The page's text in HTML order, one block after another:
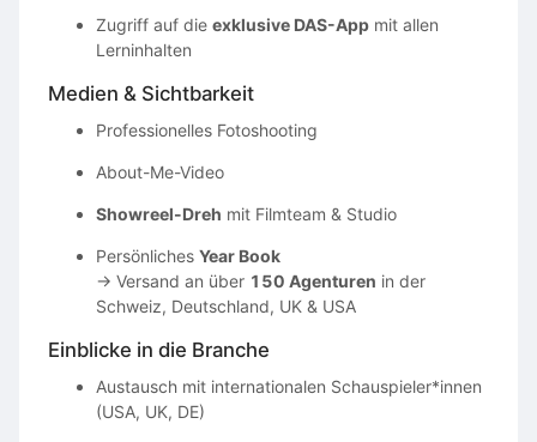
Zugriff auf die exklusive DAS-App mit allen
Lerninhalten
Medien & Sichtbarkeit
Professionelles Fotoshooting
About-Me-Video
Showreel-Dreh mit Filmteam & Studio
Persönliches Year Book
→ Versand an über 150 Agenturen in der
Schweiz, Deutschland, UK & USA
Einblicke in die Branche
Austausch mit internationalen Schauspieler*innen
(USA, UK, DE)